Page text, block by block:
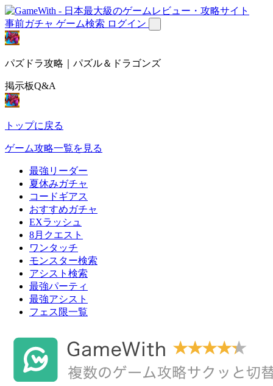
事前ガチャ ゲーム検索 ログイン
パズドラ攻略｜パズル＆ドラゴンズ
掲示板Q&A
トップに戻る
ゲーム攻略一覧を見る
最強リーダー
夏休みガチャ
コードギアス
おすすめガチャ
EXラッシュ
8月クエスト
ワンタッチ
モンスター検索
アシスト検索
最強パーティ
最強アシスト
フェス限一覧